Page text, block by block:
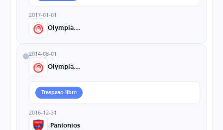
2017-01-01
2014-08-01
Traspaso libre
2016-12-31
Panionios